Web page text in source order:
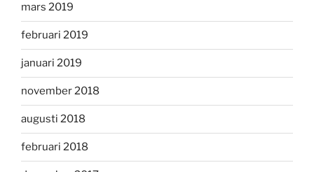
mars 2019
februari 2019
januari 2019
november 2018
augusti 2018
februari 2018